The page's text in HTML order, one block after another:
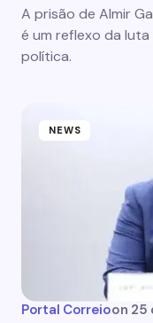
A prisão de Almir
é um reflexo da
política.
NEWS
Portal Correioon 25